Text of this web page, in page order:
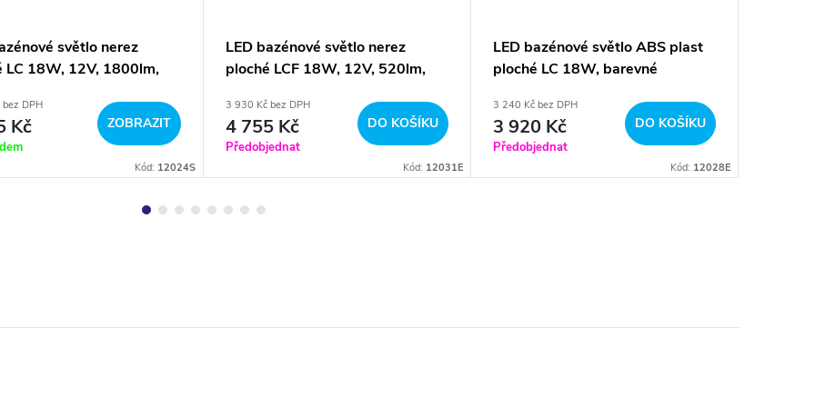
světlo nerez
LC 18W, 12V, 1800lm,
DPH
Kč ZOBRAZIT
Kód: 12024S
LED bazénové světlo nerez
ploché LCF 18W, 12V, 520lm,
ovládání
3 930 Kč bez DPH
4 755 Kč
Předobjednat
DO KOŠÍKU
Kód: 12031E
LED bazénové světlo ABS plast
ploché LC 18W, barevné
3 240 Kč bez DPH
3 920 Kč
Předobjednat
DO KOŠÍKU
Kód: 12028E